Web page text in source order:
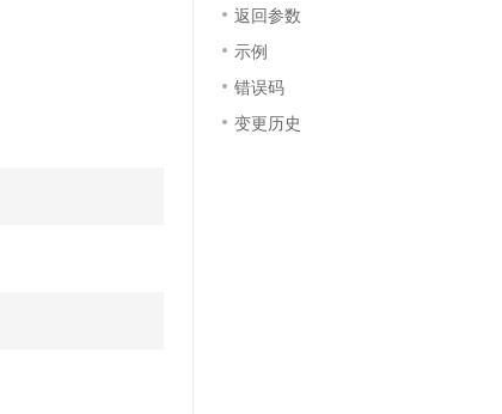
返回参数
示例
错误码
变更历史
高效部署网站，快速应用到小程序
创新加速
覆盖90%+业务场景，专享组合折扣价
登录合作伙伴管理后台
我要建议
我要投诉